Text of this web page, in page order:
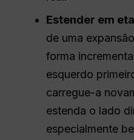
Estender em
de uma
forma
esquerdo
carregue-a
estenda o lado
especialmente